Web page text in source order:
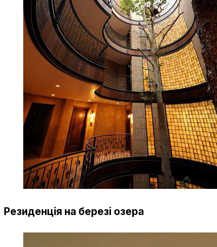
Резиденція на березі озера